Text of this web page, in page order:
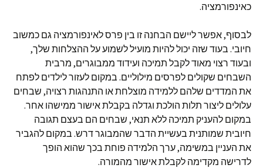
כאינפורמציה.
לבסוף, אפשר ליישם הבחנה זו בין פרס לאינפורמציה גם כמשוב
חיובי. בעוד שזה יכול להיות מועיל לשמוע על ההצלחות שלך,
ובעוד רצוי מאוד לקבל תמיכה ועידוד ממבוגרים, מרבית
השבחים שקולים לפרסים מילוליים. במקום לעזור לילדים לפתח
את המדדים שלהם ללמידה מוצלחת או התנהגות רצויה, שבחים
עלולים ליצור תלות הולכת וגדלה בקבלת אישור ממישהו אחר.
במקום להעניק תמיכה ללא תנאי, שבחים הם בעצם תגובה
חיובית שמותנית בעשיית הדבר שהמבוגר דרש. במקום להגביר
את העניין במשימה, ערך הלמידה פוחת בכך שהוא הופך
לדרישה מקדימה לקבלת אישור מהמורה.